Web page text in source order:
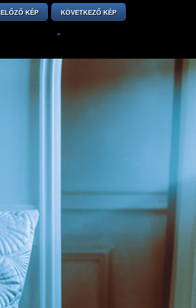
ELŐZŐ KÉP KÖVETKEZŐ KÉP
-